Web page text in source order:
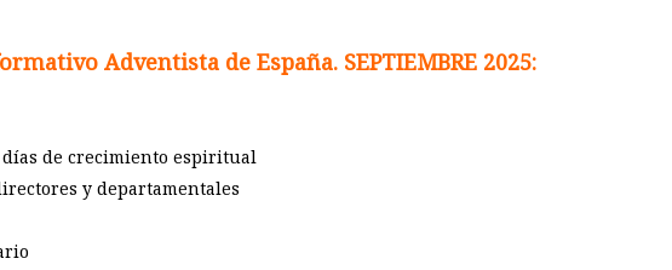
Adventista de España. SEPTIEMBRE 2025:
días de crecimiento espiritual
y departamentales